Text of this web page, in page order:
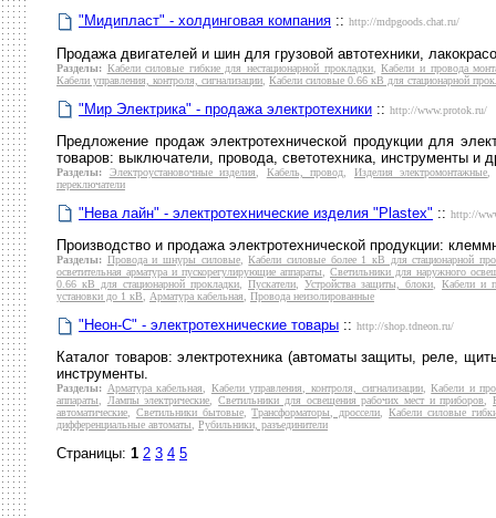
"Мидипласт" - холдинговая компания :: http://mdpgoods.chat.ru/
Продажа двигателей и шин для грузовой автотехники,
Разделы: Кабели силовые гибкие для нестационарной прокладки,Кабели и провода
Кабели управления, контроля, сигнализации Кабели силовые 0.66 кВ для стационарной
"Мир Электрика" - продажа электротехники :: http://www.protok.ru/
Предложение продаж электротехнической продукции для
товаров: выключатели, провода, светотехника, инструменты и
Разделы: Электроустановочные изделия Кабель, провод Изделия электромонтажные
переключатели
"Нева лайн" - электротехнические изделия "Plastex" :: http://
Производство и продажа электротехнической продукции:
Разделы: Провода и шнуры силовые,Кабели силовые более 1 кВ для стационарной
осветительная арматура и пускорегулирующие аппараты
Светильники для наружного
0.66 кВ для стационарной прокладки
Пускатели Устройства защиты, блоки
Кабели и
установки до 1 кВ
Арматура кабельная Провода неизолированные
"Неон-С" - электротехнические товары :: http://shop.tdneon.ru/
Каталог товаров: электротехника (автоматы защиты, реле,
инструменты.
Разделы: Арматура кабельная, Кабели управления, контроля, сигнализации,Кабели и
аппараты, Лампы электрические,Светильники для освещения рабочих мест и приборов,
автоматические, Светильники бытовые,Трансформаторы, дроссели,Кабели силовые
дифференциальные автоматы, Рубильники, разъединители
Страницы: 1 2 3 4 5